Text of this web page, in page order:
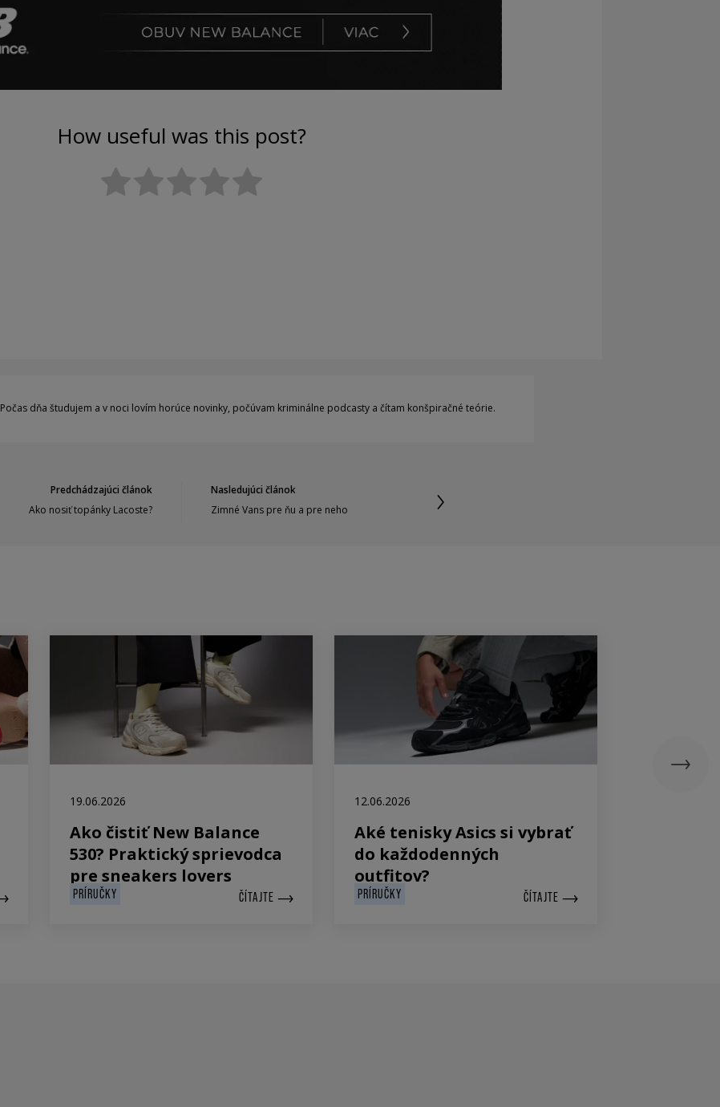
How useful was this post?
Počas dňa študujem a v noci lovím horúce novinky, počúvam kriminálne podcasty a čítam konšpiračné teórie.
Predchádzajúci článok
Ako nosiť topánky Lacoste?
Nasledujúci článok
Zimné Vans pre ňu a pre neho
19.06.2026
Ako čistiť New Balance
530? Praktický sprievodca
pre sneakers lovers
PRÍRUČKY ČÍTAJTE
12.06.2026
Aké tenisky Asics si vybrať
do každodenných
outfitov?
PRÍRUČKY ČÍTAJTE